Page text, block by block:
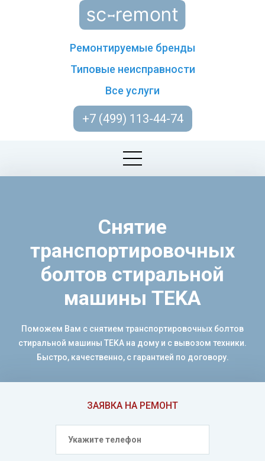
Ремонтируемые бренды
Типовые неисправности
Все услуги
+7 (499) 113-44-74
ЗАЯВКА НА РЕМОНТ
Снятие
транспортировочных
болтов стиральной
машины TEKA
Поможем Вам с снятием транспортировочных болтов
стиральной машины TEKA на дому и с вывозом техники.
Быстро, качественно, с гарантией по договору.